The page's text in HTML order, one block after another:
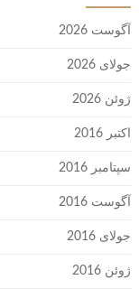
آگوست 2026
جولای 2026
ژوئن 2026
اکتبر 2016
سپتامبر 2016
آگوست 2016
جولای 2016
ژوئن 2016